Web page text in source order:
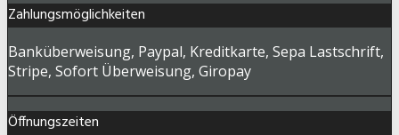
Zahlungsmöglichkeiten
Banküberweisung, Paypal, Kreditkarte, Sepa Lastschrift,
Stripe, Sofort Überweisung, Giropay
Öffnungszeiten